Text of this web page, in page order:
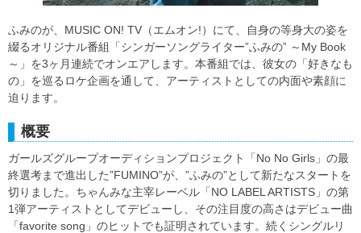
ふみのが、MUSIC ON! TV（エムオン!）にて、自身の等身大の姿を
綴るオリジナル番組「シンガーソングライター”ふみの” ～My Book
～」を3ヶ月連続でオンエアします。本番組では、彼女の「好きなも
の」を巡るロケ企画を通して、アーティストとしての内面や素顔に
迫ります。
概要
ガールズグループオーディションプロジェクト「No No Girls」の最
終選考まで進出した”FUMINO”が、”ふみの”として新たなスタートを
切りました。ちゃんみな主宰レーベル「NO LABEL ARTISTS」の第
1弾アーティストとしてデビューし、その注目度の高さはデビュー曲
「favorite song」のヒットでも証明されています。続くシングルリ